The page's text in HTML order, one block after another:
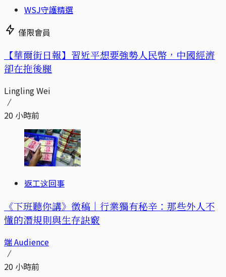
WSJ守護精選
僅限會員
【華爾街日報】習近平想要強勢人民幣，中國經濟
卻在拖後腿
Lingling Wei
20 小時前
返工这回事
《下班聽你講》徵稿｜行業獨有秘辛：那些外人不
懂的潛規則與生存訣竅
端 Audience
20 小時前